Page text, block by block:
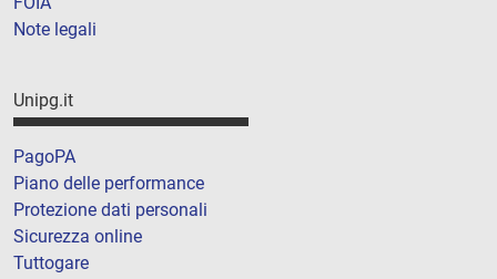
Note legali
Unipg.it
PagoPA
Piano delle performance
Protezione dati personali
Sicurezza online
Tuttogare